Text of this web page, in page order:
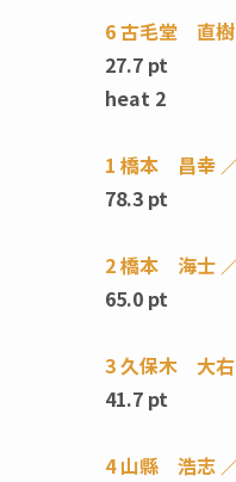
6 古毛堂 直樹
27.7 pt
heat 2
1 橋本 昌幸
78.3 pt
2 橋本 海士
65.0 pt
3 久保木 大右
41.7 pt
4 山縣 浩志